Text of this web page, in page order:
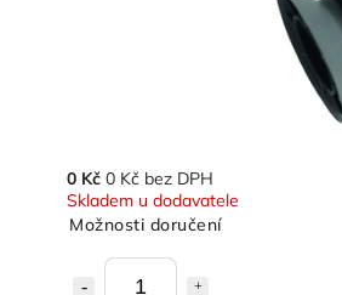
0 Kč 0 Kč bez DPH
Skladem u dodavatele
Možnosti doručení